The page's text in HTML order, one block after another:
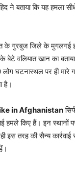
ने बताया कि यह हमला
के गुरबुज जिले के मुगलगई
बेटे वलियात खान का
घटनास्थल पर ही मारे
है।
in Afghanistan
हमले किए हैं। इन स्थानों
इस तरह की सैन्य